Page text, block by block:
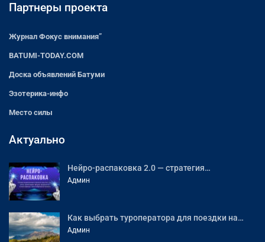
Партнеры проекта
Журнал Фокус внимания”
BATUMI-TODAY.COM
Доска объявлений Батуми
Эзотерика-инфо
Место силы
Актуально
Нейро-распаковка 2.0 — стратегия…
Админ
Как выбрать туроператора для поездки на…
Админ